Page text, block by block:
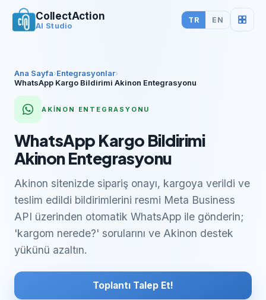
CollectAction
AI Studio
TR EN
Ana Sayfa›Entegrasyonlar›
WhatsApp Kargo Bildirimi Akinon Entegrasyonu
AKİNON ENTEGRASYONU
WhatsApp Kargo Bildirimi
Akinon Entegrasyonu
Akinon sitenizde sipariş onayı, kargoya verildi ve
teslim edildi bildirimlerini resmi Meta Business
API üzerinden otomatik WhatsApp ile gönderin;
'kargom nerede?' sorularını ve Akinon destek
yükünü azaltın.
Toplantı Talep Et!